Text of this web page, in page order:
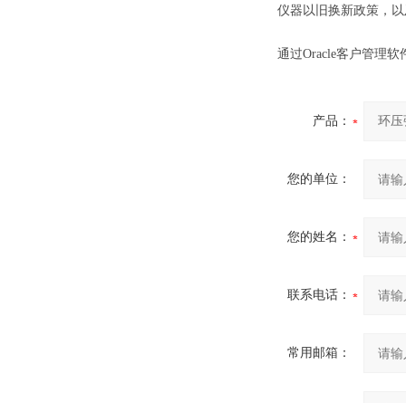
仪器以旧换新政策，以
通过Oracle客户管理软
产品：
您的单位：
您的姓名：
联系电话：
常用邮箱：